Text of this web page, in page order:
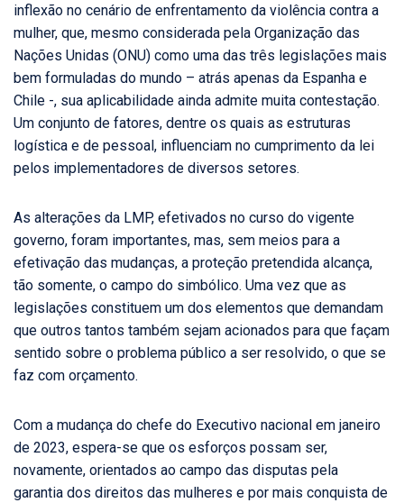
inflexão no cenário de enfrentamento da violência contra a
mulher, que, mesmo considerada pela Organização das
Nações Unidas (ONU) como uma das três legislações mais
bem formuladas do mundo – atrás apenas da Espanha e
Chile -, sua aplicabilidade ainda admite muita contestação.
Um conjunto de fatores, dentre os quais as estruturas
logística e de pessoal, influenciam no cumprimento da lei
pelos implementadores de diversos setores.
As alterações da LMP, efetivados no curso do vigente
governo, foram importantes, mas, sem meios para a
efetivação das mudanças, a proteção pretendida alcança,
tão somente, o campo do simbólico. Uma vez que as
legislações constituem um dos elementos que demandam
que outros tantos também sejam acionados para que façam
sentido sobre o problema público a ser resolvido, o que se
faz com orçamento.
Com a mudança do chefe do Executivo nacional em janeiro
de 2023, espera-se que os esforços possam ser,
novamente, orientados ao campo das disputas pela
garantia dos direitos das mulheres e por mais conquista de